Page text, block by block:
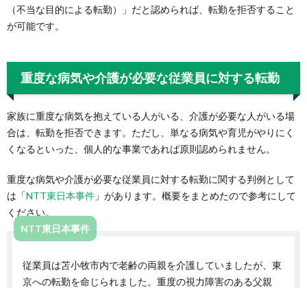
（不当な目的による転勤）」だと認められば、転勤を拒否すること
が可能です。
重度な病気や介護が必要な従業員に対する転勤
家族に重度な病気を抱えている人がいる、介護が必要な人がいる場
合は、転勤を拒否できます。ただし、単なる病気や育児がやりにく
くなるといった、個人的な事業であれば原則認められません。
重度な病気や介護が必要な従業員に対する転勤に関する判例として
は「NTT東日本事件 」があります。概要をまとめたので参考にして
ください。
NTT東日本事件
従業員は苫小牧市内で老齢の両親を介護していましたが、東
京への転勤を命じられました。重度の視力障害のある父親